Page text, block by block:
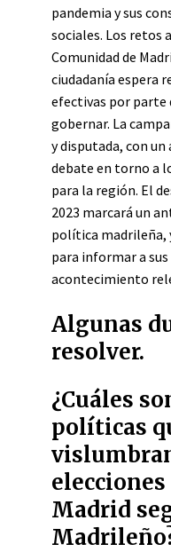
pandemia y sus
sociales. Los retos
Comunidad de
ciudadanía espera
efectivas por parte
gobernar. La
y disputada, con
debate en torno a
para la región. El
2023 marcará un
política madrileña,
para informar a
acontecimiento
Algunas
resolver.
¿Cuáles
políticas
elecciones
Madrid